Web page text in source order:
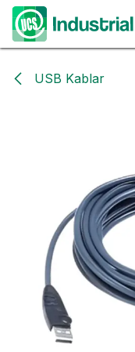
Hoppa till innehåll
USB Kablar